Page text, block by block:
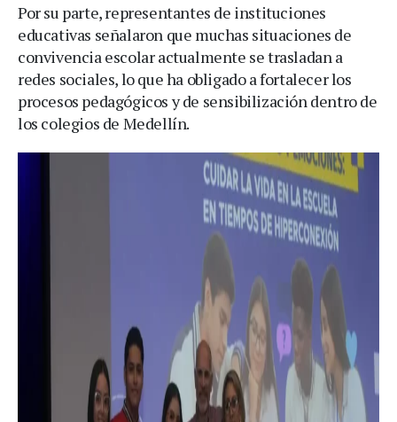
Por su parte, representantes de instituciones
educativas señalaron que muchas situaciones de
convivencia escolar actualmente se trasladan a
redes sociales, lo que ha obligado a fortalecer los
procesos pedagógicos y de sensibilización dentro de
los colegios de Medellín.